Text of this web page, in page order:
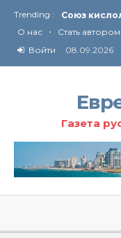
Trending :
О нас • Стать автором
Войти
08.09.2026
Газета